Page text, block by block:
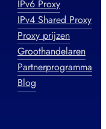
IPv6 Proxy
IPv4 Shared Proxy
Proxy prijzen
Groothandelaren
Partnerprogramma
Blog